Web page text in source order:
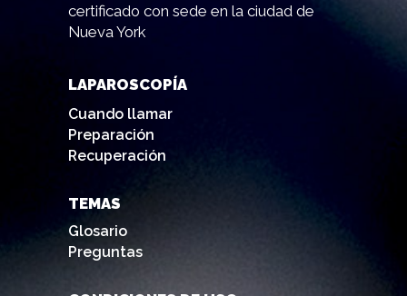
certificado con sede en la ciudad de
Nueva York
LAPAROSCOPÍA
Cuando llamar
Preparación
Recuperación
TEMAS
Glosario
Preguntas